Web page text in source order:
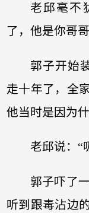
老邱毫不
了，他是你哥
郭子开始
走十年了，全
他当时是因为
老邱说：“
郭子吓了
听到跟毒沾边